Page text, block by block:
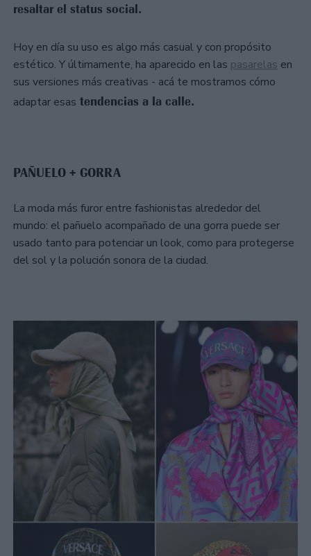
resaltar el status social.
Hoy en día su uso es algo más casual y con propósito
estético. Y últimamente, ha aparecido en las pasarelas en
sus versiones más creativas - acá te mostramos cómo
adaptar esas tendencias a la calle.
PAÑUELO + GORRA
La moda más furor entre fashionistas alrededor del
mundo: el pañuelo acompañado de una gorra puede ser
usado tanto para potenciar un look, como para protegerse
del sol y la polución sonora de la ciudad.